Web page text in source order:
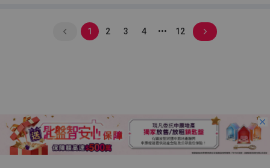
1 2 3 4 12